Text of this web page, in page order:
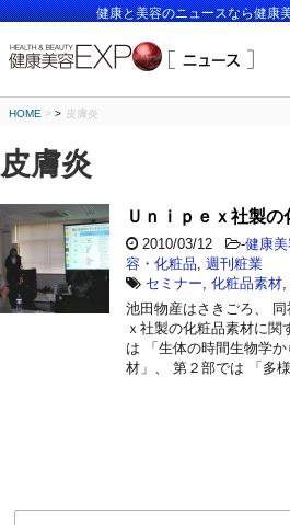
健康と美容のニュースなら健康
HOME > 皮膚炎
皮膚炎
Ｕｎｉｐｅｘ社製
2010/03/12 -健康
容・化粧品 週刊粧業
セミナー 化粧品素材
池田物産はさきごろ、
ｘ社製の化粧品素材に
は 「生体の時間生物学
材」、 第２部では 「多